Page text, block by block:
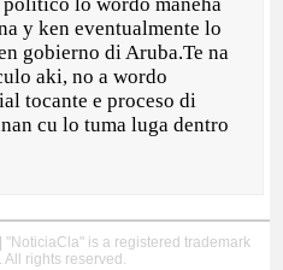
y ken eventualmente lo
gobierno di Aruba.Te na
aki, no a wordo
tocante e proceso di
cu lo tuma luga dentro
is a registered trademark
All rights reserved.